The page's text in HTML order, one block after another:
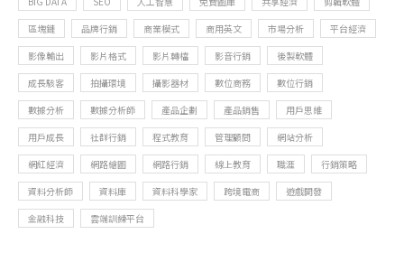
區塊鏈
品牌行銷 商業模式 商用英文 市場分析
平台經濟
影像輸出
影片格式 影片轉檔 影音行銷
後製軟體
成長駭客
拍攝環境 攝影器材 數位商務
數位行銷
數據分析
數據分析師 產品企劃 產品銷售
用戶思維
用戶成長
社群行銷 程式教育 管理顧問
網站分析
網紅經濟
網路繪圖 網路行銷 線上教育 職涯
行銷策略
資料分析師
資料庫 資料科學家 跨境電商
遊戲開發
金融科技
雲端訓練平台